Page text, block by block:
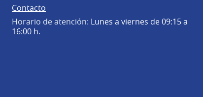
Contacto
Horario de atención: Lunes a viernes de 09:15 a
16:00 h.